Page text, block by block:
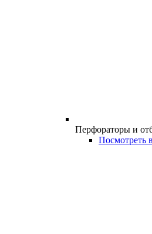
Перфораторы и
Посмотреть